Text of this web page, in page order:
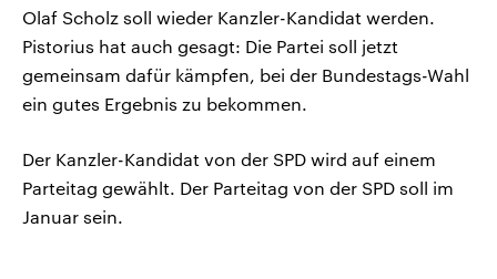
Olaf Scholz soll wieder Kanzler-Kandidat werden.
Pistorius hat auch gesagt: Die Partei soll jetzt
gemeinsam dafür kämpfen, bei der Bundestags-Wahl
ein gutes Ergebnis zu bekommen.
Der Kanzler-Kandidat von der SPD wird auf einem
Parteitag gewählt. Der Parteitag von der SPD soll im
Januar sein.